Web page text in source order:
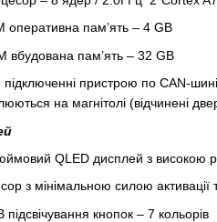
оперативна пам’ять – 4 GB
вбудована пам’ять – 32 GB
пристрою по CAN-
на магнітолі (відчинені
QLED дисплей з високою
з мінімальною силою
підсвічування кнопок – 7 кольорів